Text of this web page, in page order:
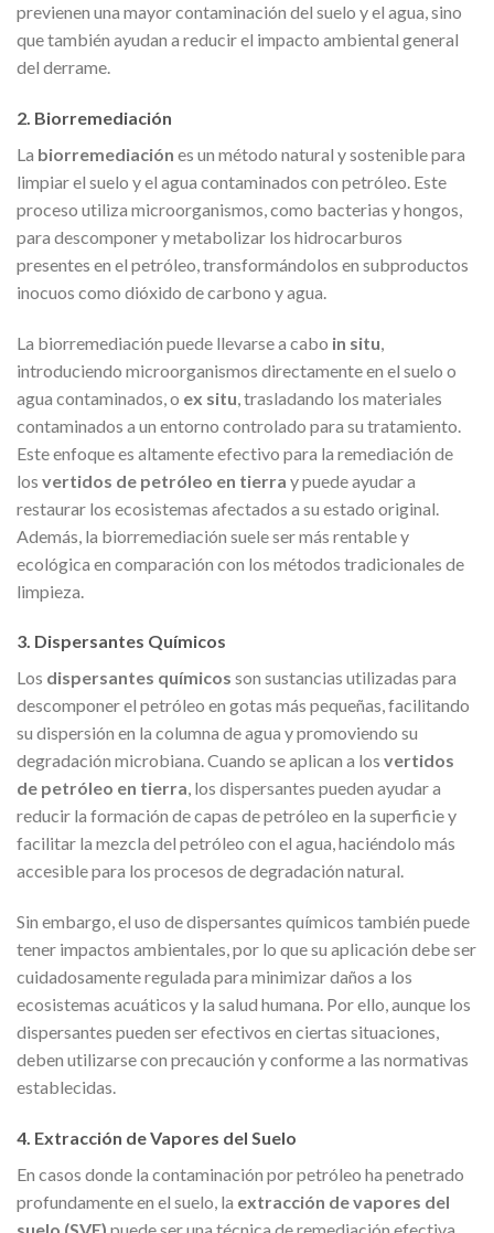
previenen una mayor contaminación del suelo y el agua, sino
que también ayudan a reducir el impacto ambiental general
del derrame.
2. Biorremediación
La biorremediación es un método natural y sostenible para
limpiar el suelo y el agua contaminados con petróleo. Este
proceso utiliza microorganismos, como bacterias y hongos,
para descomponer y metabolizar los hidrocarburos
presentes en el petróleo, transformándolos en subproductos
inocuos como dióxido de carbono y agua.
La biorremediación puede llevarse a cabo in situ
introduciendo microorganismos directamente en el suelo o
agua contaminados, o ex situ , trasladando los materiales
contaminados a un entorno controlado para su tratamiento.
Este enfoque es altamente efectivo para la remediación de
los vertidos de petróleo en tierra y puede ayudar a
restaurar los ecosistemas afectados a su estado original.
Además, la biorremediación suele ser más rentable y
ecológica en comparación con los métodos tradicionales de
limpieza.
3. Dispersantes Químicos
Los dispersantes químicos son sustancias utilizadas para
descomponer el petróleo en gotas más pequeñas, facilitando
su dispersión en la columna de agua y promoviendo su
degradación microbiana. Cuando se aplican a los vertidos
de petróleo en tierra, los dispersantes pueden ayudar a
reducir la formación de capas de petróleo en la superficie y
facilitar la mezcla del petróleo con el agua, haciéndolo más
accesible para los procesos de degradación natural.
Sin embargo, el uso de dispersantes químicos también puede
tener impactos ambientales, por lo que su aplicación debe ser
cuidadosamente regulada para minimizar daños a los
ecosistemas acuáticos y la salud humana. Por ello, aunque los
dispersantes pueden ser efectivos en ciertas situaciones,
deben utilizarse con precaución y conforme a las normativas
establecidas.
4. Extracción de Vapores del Suelo
En casos donde la contaminación por petróleo ha penetrado
profundamente en el suelo, la extracción de vapores del